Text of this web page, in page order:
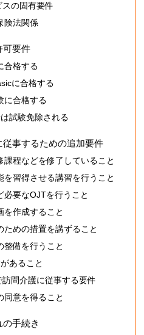
の固有要件
険法関係
可要件
合格する
に合格する
に合格する
試験免除される
事するための追加要件
課程などを修了していること
を習得させる講習を行うこと
必要なOJTを行うこと
を作成すること
ための措置を講ずること
整備を行うこと
あること
問介護に従事する要件
同意を得ること
手続き